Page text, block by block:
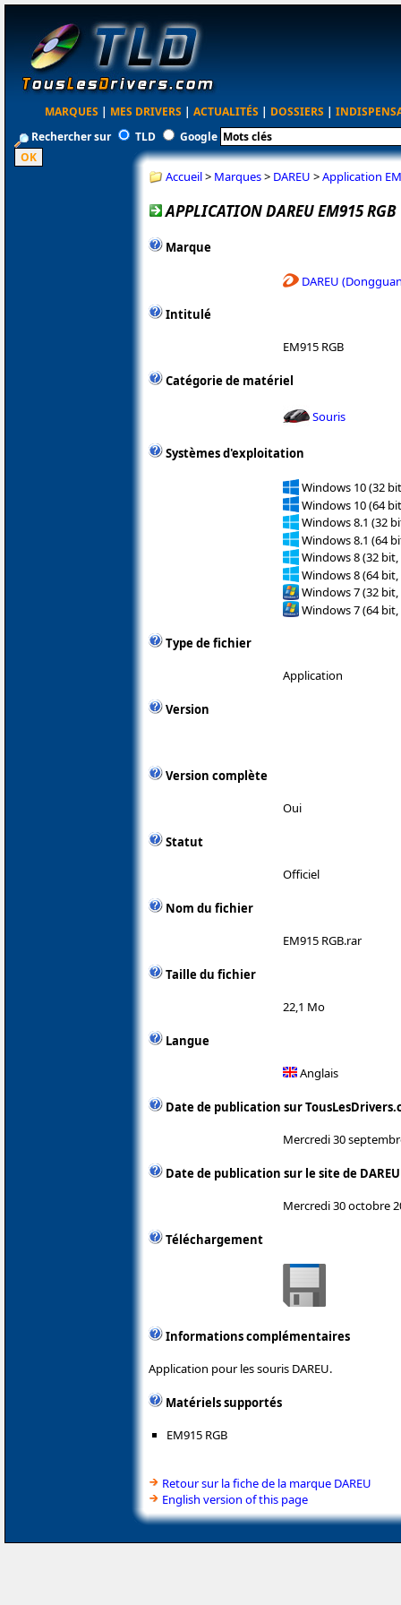
MARQUES | MES DRIVERS | ACTUALITÉS | DOSSIERS |
Rechercher sur
TLD Google
Accueil> Marques> DAREU >Application
APPLICATION DAREU EM915 RGB
Marque
DAREU
Intitulé
EM915 RGB
Catégorie de matériel
Souris
Systèmes d'exploitation
Windows 10 (32
Windows 10 (64
Windows 8.1 (32
Windows 8.1 (64
Windows 8 (32 bit,
Windows 8 (64 bit,
Windows 7 (32 bit,
Windows 7 (64 bit,
Type de fichier
Application
Version
Version complète
Oui
Statut
Officiel
Nom du fichier
EM915 RGB.rar
Taille du fichier
22,1 Mo
Langue
Anglais
Date de publication sur
Mercredi 30
Date de publication sur le site de DAREU
Mercredi 30 octobre
Téléchargement
Informations complémentaires
Application pour les souris DAREU.
Matériels supportés
EM915 RGB
Retour sur la fiche de la marque DAREU
English version of this page